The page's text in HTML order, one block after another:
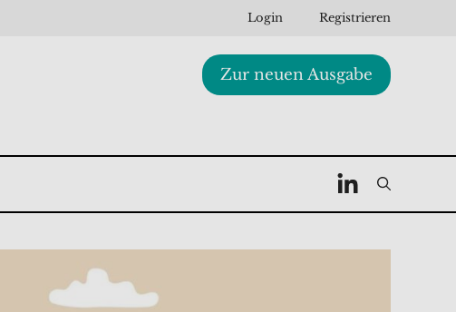
Login Registrieren
Zur neuen Ausgabe